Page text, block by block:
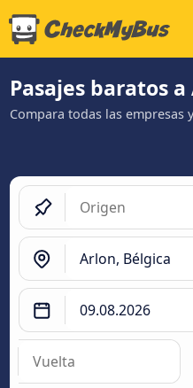
Pasajes baratos
Compara todas las empresas